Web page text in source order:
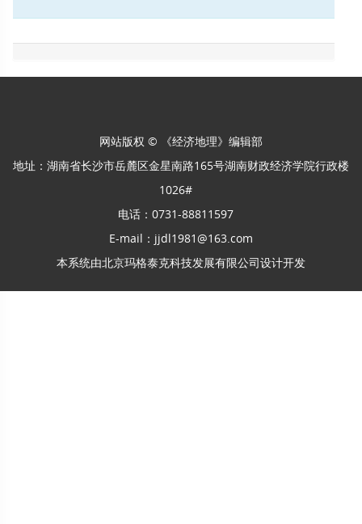
网站版权 © 《经济地理》编辑部
地址：湖南省长沙市岳麓区金星南路165号湖南财政经济学院行政楼
1026#
电话：0731-88811597
E-mail：jjdl1981@163.com
本系统由北京玛格泰克科技发展有限公司设计开发